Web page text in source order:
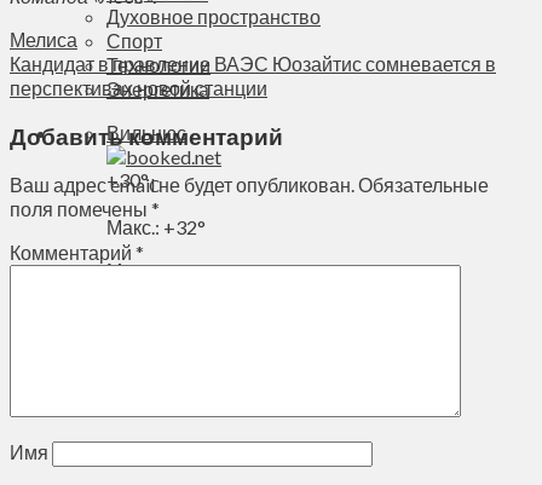
Духовное пространство
Спорт
Технологии
Энергетика
Вильнюс
+30°C
Макс.: +32°
Мин.:+20°
Мелиса
Кандидат в правление ВАЭС Юозайтис сомневается в
перспективах новой станции
Добавить комментарий
Ваш адрес email не будет опубликован.Обязательные
поля помечены *
Комментарий *
Имя